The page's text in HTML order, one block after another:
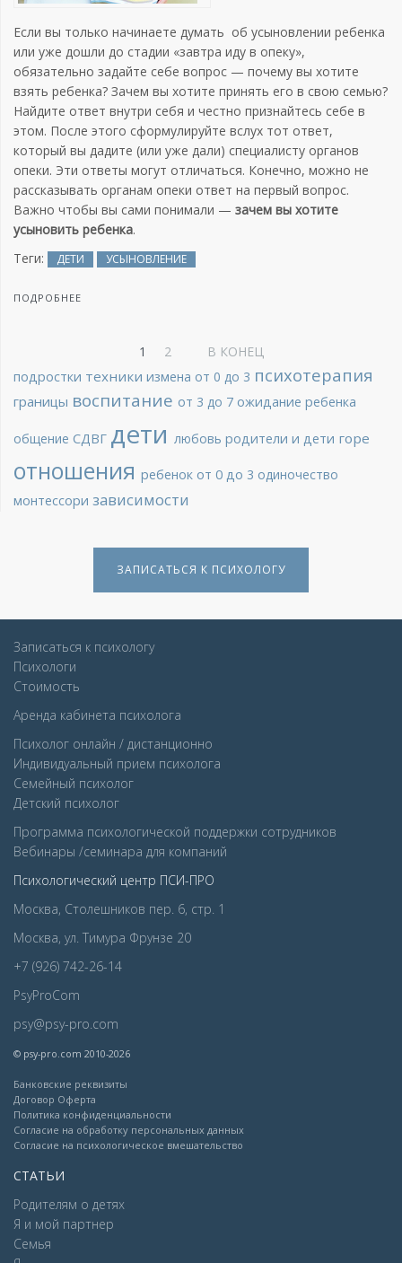
Если вы только начинаете думать об усыновлении ребенка
или уже дошли до стадии «завтра иду в опеку»,
обязательно задайте себе вопрос — почему вы хотите
взять ребенка? Зачем вы хотите принять его в свою семью?
Найдите ответ внутри себя и честно признайтесь себе в
этом. После этого сформулируйте вслух тот ответ,
который вы дадите (или уже дали) специалисту органов
опеки. Эти ответы могут отличаться. Конечно, можно не
рассказывать органам опеки ответ на первый вопрос.
Важно чтобы вы сами понимали — зачем вы хотите
усыновить ребенка.
Теги:
ДЕТИ УСЫНОВЛЕНИЕ
ПОДРОБНЕЕ
1 2
В КОНЕЦ
подростки техники измена от 0 до 3 психотерапия
границы воспитание от 3 до 7 ожидание ребенка
общение СДВГ дети любовь родители и дети горе
отношения ребенок от 0 до 3 одиночество
монтессори зависимости
ЗАПИСАТЬСЯ К ПСИХОЛОГУ
Записаться к психологу
Психологи
Стоимость
Аренда кабинета психолога
Психолог онлайн / дистанционно
Индивидуальный прием психолога
Семейный психолог
Детcкий психолог
Программа психологической поддержки сотрудников
Вебинары /семинара для компаний
Психологический центр ПСИ-ПРО
Москва, Столешников пер. 6, стр. 1
Москва, ул. Тимура Фрунзе 20
+7 (926) 742-26-14
PsyProCom
psy@psy-pro.com
© psy-pro.com 2010-2026
Банковские реквизиты
Договор Оферта
Политика конфиденциальности
Согласие на обработку персональных данных
Согласие на психологическое вмешательство
СТАТЬИ
Родителям о детях
Я и мой партнер
Семья